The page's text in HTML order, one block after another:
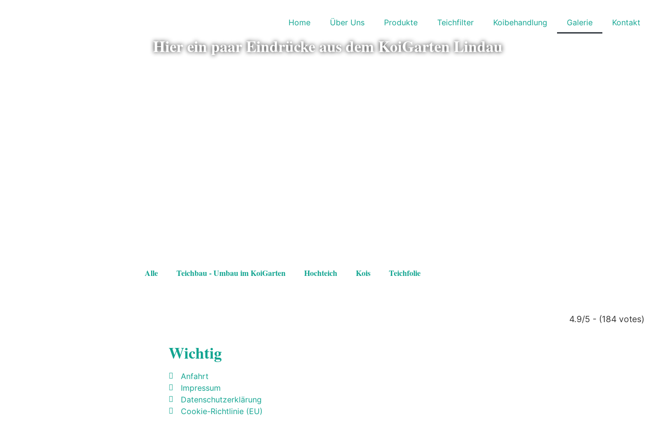
Home Über Uns Produkte Teichfilter Koibehandlung Galerie Kontakt
Hier ein paar Eindrücke aus dem KoiGarten Lindau
Alle Teichbau - Umbau im KoiGarten Hochteich Kois Teichfolie
4.9/5 - (184 votes)
Wichtig
Anfahrt
Impressum
Datenschutzerklärung
Cookie-Richtlinie (EU)